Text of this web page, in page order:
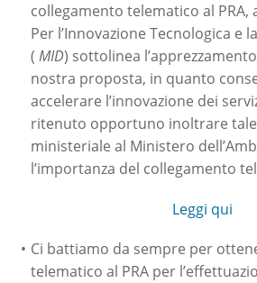
collegamento telematico al PRA,
Per l’Innovazione Tecnologica e
( MID) sottolinea
nostra proposta, in quanto
accelerare l’innovazione dei
ritenuto opportuno inoltrare
ministeriale al Ministero
l’importanza del collegamento
Leggi qui
Ci battiamo da sempre per
telematico al PRA per